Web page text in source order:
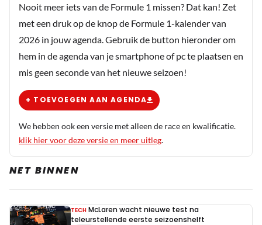
Nooit meer iets van de Formule 1 missen? Dat kan! Zet
met een druk op de knop de Formule 1-kalender van
2026 in jouw agenda. Gebruik de button hieronder om
hem in de agenda van je smartphone of pc te plaatsen en
mis geen seconde van het nieuwe seizoen!
+ TOEVOEGEN AAN AGENDA
We hebben ook een versie met alleen de race en kwalificatie.
klik hier voor deze versie en meer uitleg.
NET BINNEN
TECH McLaren wacht nieuwe test na
teleurstellende eerste seizoenshelft